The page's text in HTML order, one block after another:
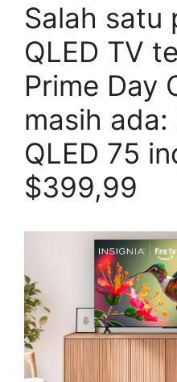
Salah satu
QLED TV
Prime Day
masih
QLED 75
$399,99